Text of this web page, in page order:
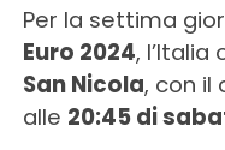
Per la settima
Euro 2024,
San Nicola, con il
alle 20:45 di